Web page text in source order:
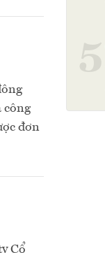
công
đơn
Cổ